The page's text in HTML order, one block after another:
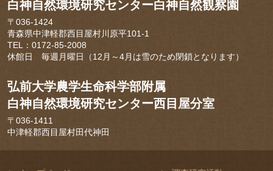
白神自然環境研究センター白神自然観察園
〒036-1424
青森県中津軽郡西目屋村川原平101-1
TEL：0172-85-2008
休館日 毎週月曜日（12月～4月は雪のため閉鎖となります）
弘前大学農学生命科学部附属
白神自然環境研究センター西目屋分室
〒036-1411
中津軽郡西目屋村田代神田